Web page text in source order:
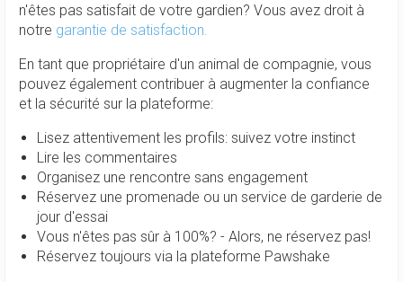
n'êtes pas satisfait de votre gardien? Vous avez droit à
notre garantie de satisfaction.
En tant que propriétaire d'un animal de compagnie, vous
pouvez également contribuer à augmenter la confiance
et la sécurité sur la plateforme:
Lisez attentivement les profils: suivez votre instinct
Lire les commentaires
Organisez une rencontre sans engagement
Réservez une promenade ou un service de garderie de
jour d'essai
Vous n'êtes pas sûr à 100%? - Alors, ne réservez pas!
Réservez toujours via la plateforme Pawshake